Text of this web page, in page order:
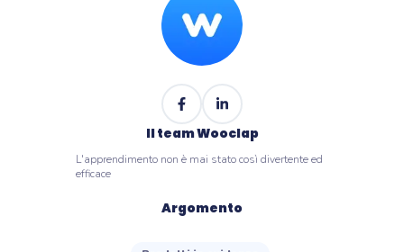
Il team Wooclap
L'apprendimento non è mai stato così divertente ed
efficace
Argomento